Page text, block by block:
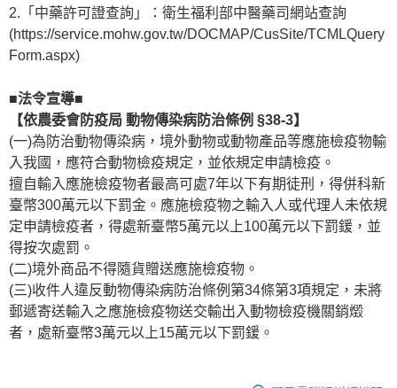
2.「中藥許可證查詢」：衛生福利部中醫藥司網站查詢
(https://service.mohw.gov.tw/DOCMAP/CusSite/TCMLQuery
Form.aspx)
■法令宣導■
【依農委會防疫局 動物傳染病防治條例 §38-3】
(一)為防治動物傳染病，境外動物或動物產品等應施檢疫物輸
入我國，應符合動物檢疫規定，並依規定申請檢疫。
擅自輸入應施檢疫物者最高可處7年以下有期徒刑，得併科新
臺幣300萬元以下罰金。應施檢疫物之輸入人或代理人未依規
定申請檢疫者，得處新臺幣5萬元以上100萬元以下罰鍰，並
得按次處罰。
(二)境外商品不得隨貨贈送應施檢疫物。
(三)收件人違反動物傳染病防治條例第34條第3項規定，未將
郵遞寄送輸入之應施檢疫物送交輸出入動物檢疫機關銷燬
者，處新臺幣3萬元以上15萬元以下罰鍰。